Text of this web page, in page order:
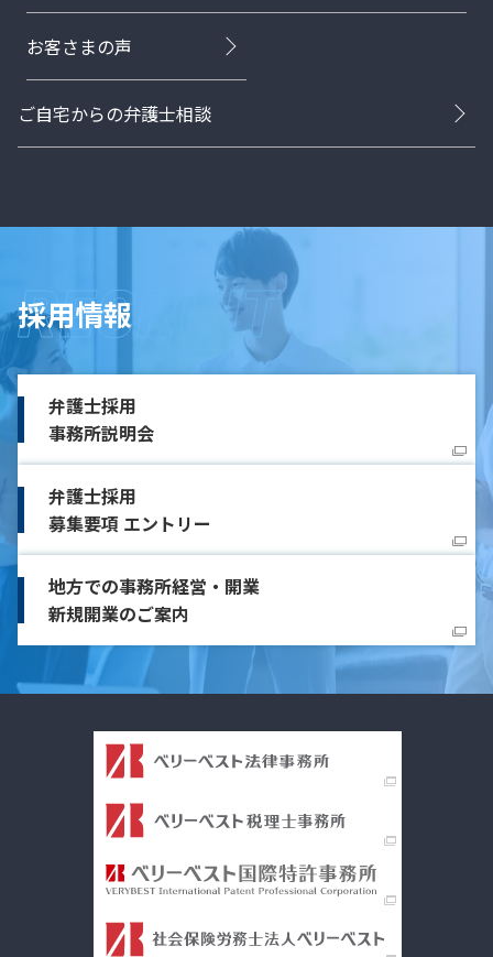
お客さまの声
ご自宅からの弁護士相談
採用情報
弁護士採用
事務所説明会
弁護士採用
募集要項 エントリー
地方での事務所経営・開業
新規開業のご案内